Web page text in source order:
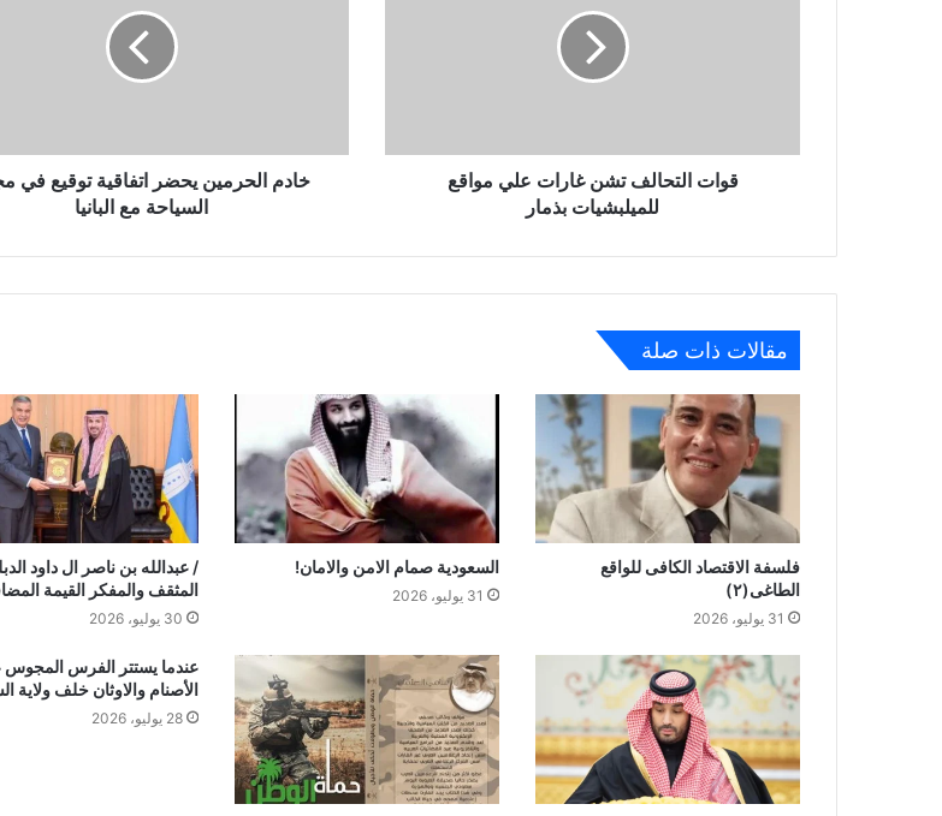
الريال السعودي عندما يحمل
أنتظرونا الخميس علي قناة العروبة”
الجنسيات لحماية الملاحة الدولية”
امريكا تحرق الفرس المجوس !!
المجوس يريدون احراق دول
الشراكة الاستراتيجية بين السودان
والسعودية… مشروع للمستقبل لا
للماضي
عندما اعشق مصر !
محمد بن عبدالله الحوطي القيمة
للفكر والثقافة والتاريخ !
قوات التحالف تشن غارات علي مواقع
للميلبشيات بذمار
خادم الحرمين يحضر اتفاقية توقيع في
السياحة مع البانيا
مقالات ذات صلة
فلسفة الاقتصاد الكافى للواقع
الطاغى(٢)
31 يوليو، 2026
السعودية صمام الامن والامان!
31 يوليو، 2026
/ عبدالله بن ناصر ال داود
المثقف والمفكر القيمة
30 يوليو، 2026
عندما يستتر الفرس المجوس
الأصنام والاوثان خلف ولاية
28 يوليو، 2026